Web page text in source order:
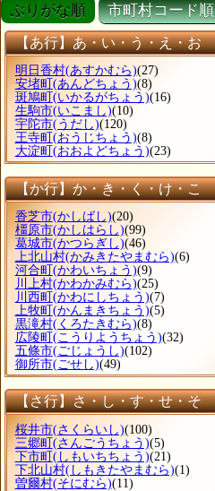
ぶりがな順 市町村コード順
【あ行】あ・い・う・え・お
明日香村(あすかむら)(27)
安堵町 (あんどちょう)(8)
斑鳩町 (いかるがちょう)(16)
生駒市(いこまし)(10)
宇陀市(うだし)(120)
王寺町 (おうじちょう)(8)
大淀町 (おおよどちょう)(23)
【か行】か・き・く・け・こ
香芝市(かしばし)(20)
橿原市(かしはらし)(99)
葛城市(かつらぎし)(46)
上北山村(かみきたやまむら)(6)
河合町 (かわいちょう)(9)
川上村(かわかみむら)(25)
川西町 (かわにしちょう)(7)
上牧町 (かんまきちょう)(5)
黒滝村(くろたきむら)(8)
広陵町 (こうりようちょう)(32)
五條市(ごじょうし)(102)
御所市(ごせし)(49)
【さ行】さ・し・す・せ・そ
桜井市(さくらいし)(100)
三郷町 (さんごうちょう)(5)
下市町 (しもいちちょう)(21)
下北山村(しもきたやまむら)(1)
曽爾村(そにむら)(11)